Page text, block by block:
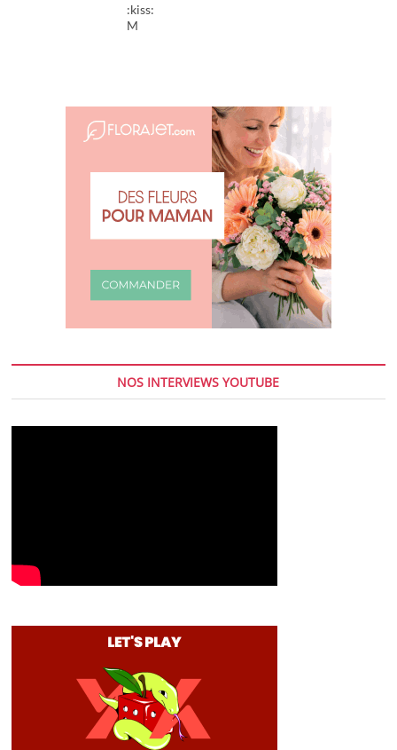
:kiss:
M
NOS INTERVIEWS YOUTUBE